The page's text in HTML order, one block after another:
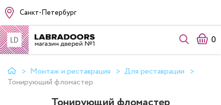
Санкт-Петербург
0
Монтаж и реставрация
Для реставрации
Тонирующий фломастер